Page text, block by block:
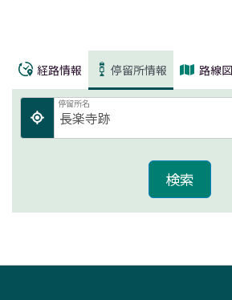
経路情報 停留所情報 路線
停留所名